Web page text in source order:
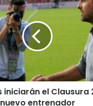
iniciarán el Clausura
nuevo entrenador